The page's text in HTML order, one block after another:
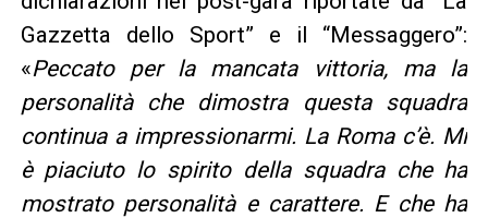
Gazzetta dello Sport” e il “Messaggero”:
«Peccato per la mancata vittoria, ma la
personalità che dimostra questa squadra
continua a impressionarmi. La Roma c’è. Mi
è piaciuto lo spirito della squadra che ha
mostrato personalità e carattere. E che ha